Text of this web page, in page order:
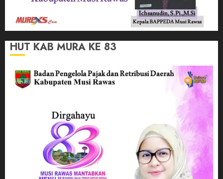
HUT KAB MURA KE 83